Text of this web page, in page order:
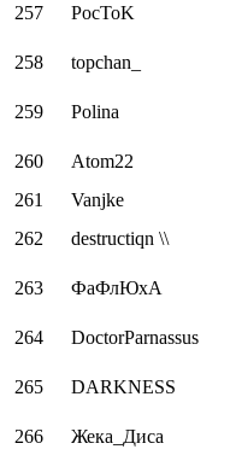
257 PocToK
258 topchan_
259 Polina
260 Atom22
261
Vanjke
262
destructiqn \\
263 ФаФлЮхА
264 DoctorParnassus
265 DARKNESS
266 Жека_Диса